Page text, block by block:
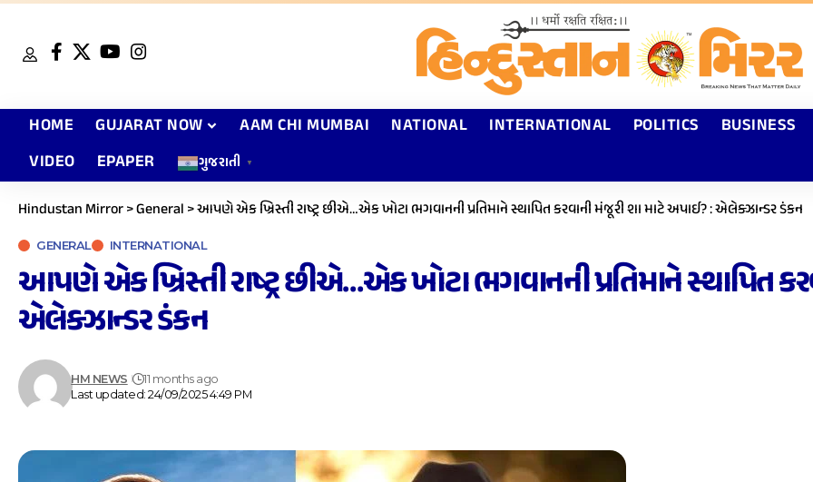
HOME GUJARAT NOW AAM CHI MUMBAI NATIONAL INTERNATIONAL POLITICS
BUSINESS
VIDEO
EPAPER ગુજરાતી ▼
Hindustan Mirror>General >આપણે એક ખ્રિસ્તી રાષ્ટ્ર છીએ…એક ખોટા ભગવાનની પ્રતિમાને સ્થાપિત કરવાની મંજૂરી શા માટે અપાઈ? : એલેક્ઝાન્ડર ડંકન
GENERAL INTERNATIONAL
આપણે એક ખ્રિસ્તી રાષ્ટ્ર છીએ…એક ખોટા ભગવાનની પ્રતિમાને સ્થાપિત
એલેક્ઝાન્ડર ડંકન
Last updated: 24/09/2025 4:49 PM
HM NEWS 11 months ago